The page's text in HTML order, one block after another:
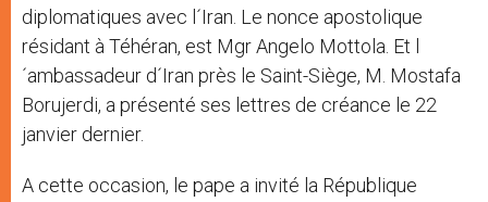
diplomatiques avec l´Iran. Le nonce apostolique
résidant à Téhéran, est Mgr Angelo Mottola. Et l
´ambassadeur d´Iran près le Saint-Siège, M. Mostafa
Borujerdi, a présenté ses lettres de créance le 22
janvier dernier.
A cette occasion, le pape a invité la République